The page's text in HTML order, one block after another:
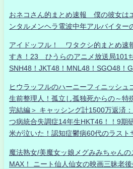
おネコさん的まとめ速報 僕の彼女は
ンタルメンヘラ電波中年アルバイター
アイドッフル！ ワタクシ的まとめ
すき！23 ひうらのアニメ放送局101
SNH48！JKT48！MNL48！SGO48！
ヒウラッフルのハーニーフィニッシュ
生前整理人！孤立し孤独死からの～特
完結編＞ キャッシング計1500万返済
つ病統合失調症14年生HKT46！！9期
米が泣いた！認知症鬱病60代のラスト
魔法熟女/美魔女ッ娘メグみみちゃん
MAX！ ニート仙人仙女の映画三昧老